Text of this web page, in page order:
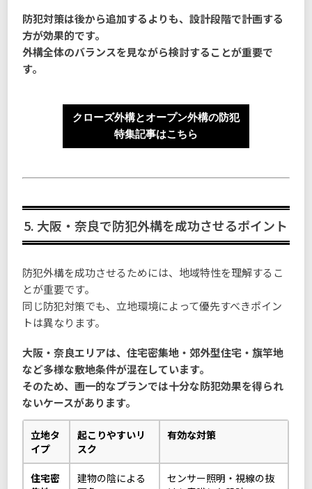
防犯対策は後から追加するよりも、設計段階で計画する
方が効果的です。
外構全体のバランスを見ながら検討することが重要で
す。
クローズ外構とオープン外構の防犯
特集記事はこちら
5. 大阪・奈良で防犯外構を成功させるポイント
防犯外構を成功させるためには、地域特性を理解するこ
とが重要です。
同じ防犯対策でも、立地環境によって優先すべきポイン
トは異なります。
大阪・奈良エリアは、住宅密集地・郊外型住宅・旗竿地
など多様な敷地条件が混在しています。
そのため、画一的なプランでは十分な防犯効果を得られ
ないケースがあります。
立地タ
イプ
起こりやすいリ
スク
有効な対策
住宅密
建物の陰による
センサー照明・視線の抜